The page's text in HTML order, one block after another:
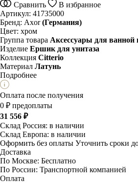
Сравнить
В избранное
Артикул: 41735000
Бренд: Axor (Германия)
Цвет: хром
Группа товара Аксессуары для
Изделие Ершик для унитаза
Коллекция Citterio
Материал Латунь
Подробнее
Оплата после получения
0 ₽ предоплаты
31 556 ₽
Склад Россия: в наличии
Склад Европа: в наличии
Оформить без оплаты Уточнить сроки
Доставка
По Москве: Бесплатно
По России: Транспортной компанией
Оплата